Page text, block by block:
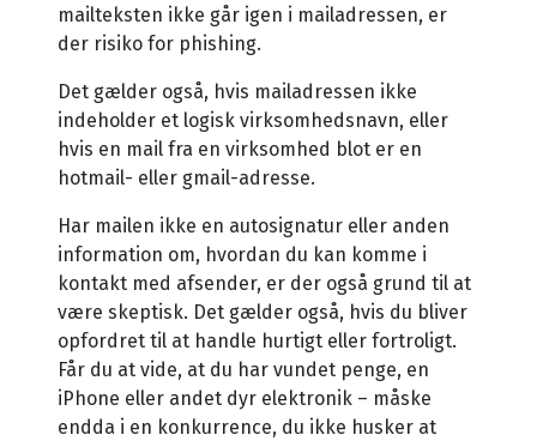
mailteksten ikke går igen i mailadressen, er
der risiko for phishing.
Det gælder også, hvis mailadressen ikke
indeholder et logisk virksomhedsnavn, eller
hvis en mail fra en virksomhed blot er en
hotmail- eller gmail-adresse.
Har mailen ikke en autosignatur eller anden
information om, hvordan du kan komme i
kontakt med afsender, er der også grund til at
være skeptisk. Det gælder også, hvis du bliver
opfordret til at handle hurtigt eller fortroligt.
Får du at vide, at du har vundet penge, en
iPhone eller andet dyr elektronik – måske
endda i en konkurrence, du ikke husker at